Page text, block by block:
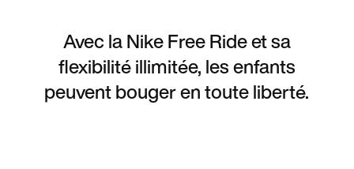
Avec la Nike Free Ride et sa
flexibilité illimitée, les enfants
peuvent bouger en toute liberté.